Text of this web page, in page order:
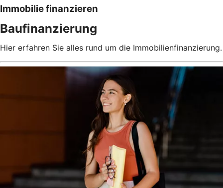
Immobilie finanzieren
Baufinanzierung
Hier erfahren Sie alles rund um die Immobilienfinanzierung.